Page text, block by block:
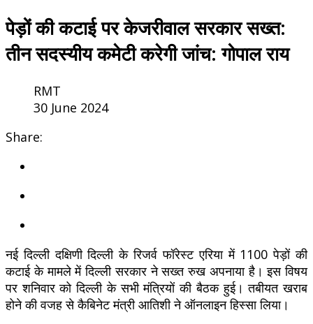
पेड़ों की कटाई पर केजरीवाल सरकार सख्त:
तीन सदस्यीय कमेटी करेगी जांच: गोपाल राय
RMT
30 June 2024
Share:
नई दिल्ली दक्षिणी दिल्ली के रिजर्व फॉरेस्ट एरिया में 1100 पेड़ों की
कटाई के मामले में दिल्ली सरकार ने सख्त रुख अपनाया है। इस विषय
पर शनिवार को दिल्ली के सभी मंत्रियों की बैठक हुई। तबीयत खराब
होने की वजह से कैबिनेट मंत्री आतिशी ने ऑनलाइन हिस्सा लिया।